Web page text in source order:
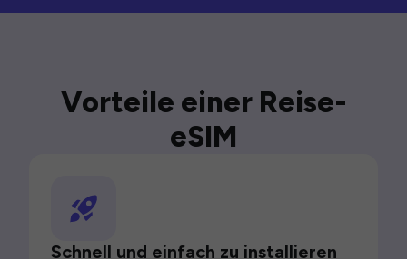
Vorteile einer Reise-
eSIM
Schnell und einfach zu installieren